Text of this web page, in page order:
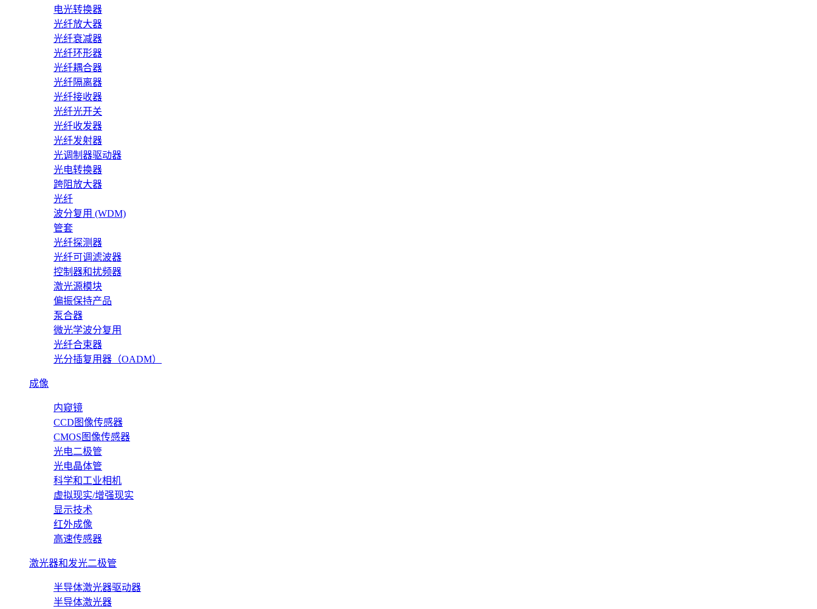
电光转换器
光纤放大器
光纤衰减器
光纤环形器
光纤耦合器
光纤隔离器
光纤接收器
光纤光开关
光纤收发器
光纤发射器
光调制器驱动器
光电转换器
跨阻放大器
光纤
波分复用 (WDM)
管套
光纤探测器
光纤可调滤波器
控制器和扰频器
激光源模块
偏振保持产品
泵合器
微光学波分复用
光纤合束器
光分插复用器（OADM）
成像
内窥镜
CCD图像传感器
CMOS图像传感器
光电二极管
光电晶体管
科学和工业相机
虚拟现实/增强现实
显示技术
红外成像
高速传感器
激光器和发光二极管
半导体激光器驱动器
半导体激光器